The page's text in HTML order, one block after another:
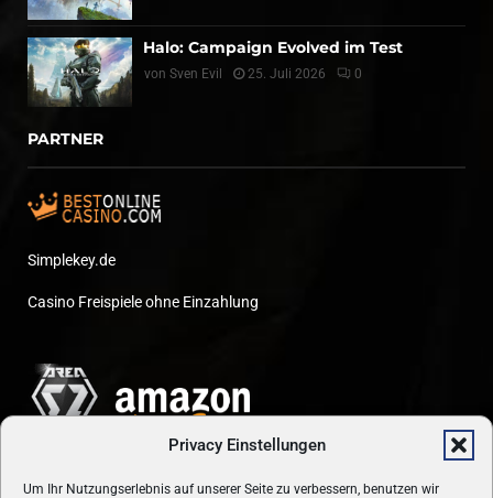
Privacy Einstellungen
Um Ihr Nutzungserlebnis auf unserer Seite zu verbessern, benutzen wir
Halo: Campaign Evolved im Test
von Sven Evil 25. Juli 2026 0
PARTNER
Simplekey.de
Casino Freispiele ohne Einzahlung